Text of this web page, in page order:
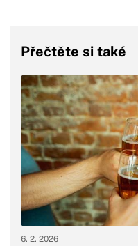
Přečtěte si také
6. 2. 2026